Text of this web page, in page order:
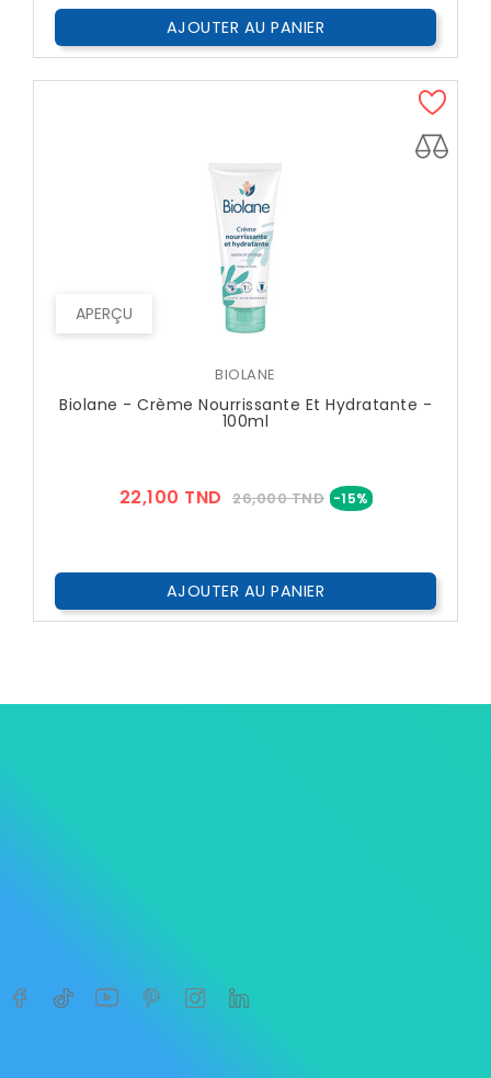
AJOUTER AU PANIER
APERÇU
BIOLANE
Biolane - Crème Nourrissante Et Hydratante -
100ml
22,100 TND Prix
26,000 TND -15% Prix
AJOUTER AU PANIER